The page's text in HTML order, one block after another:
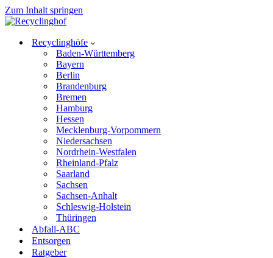
Zum Inhalt springen
Recyclinghöfe
Baden-Württemberg
Bayern
Berlin
Brandenburg
Bremen
Hamburg
Hessen
Mecklenburg-Vorpommern
Niedersachsen
Nordrhein-Westfalen
Rheinland-Pfalz
Saarland
Sachsen
Sachsen-Anhalt
Schleswig-Holstein
Thüringen
Abfall-ABC
Entsorgen
Ratgeber